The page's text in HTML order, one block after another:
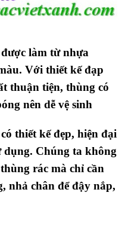
được làm từ nhựa
Với thiết kế đạp
thuận tiện, thùng có
nên dễ vệ sinh
có thiết kế đẹp, hiện đại
dụng. Chúng ta không
rác mà chỉ cần
nhả chân để đậy nắp,